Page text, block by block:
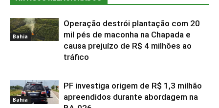
Bahia
Operação destrói plantação com 20
mil pés de maconha na Chapada e
causa prejuízo de R$ 4 milhões ao
tráfico
Bahia
PF investiga origem de R$ 1,3 milhão
apreendidos durante abordagem na